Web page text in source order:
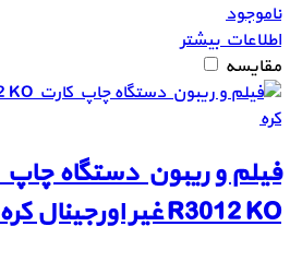
ناموجود
اطلاعات بیشتر
مقایسه
R3012 KO غیر اورجینال کره